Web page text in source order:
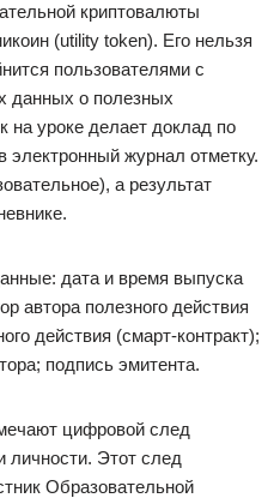
криптовалюты
(utility token). Его нельзя
пользователями с
данных о полезных
на уроке делает доклад по
электронный журнал отметку.
а результат
дата и время выпуска
автора полезного действия
действия (смарт-контракт);
подпись эмитента.
цифровой след
личности. Этот след
Образовательной